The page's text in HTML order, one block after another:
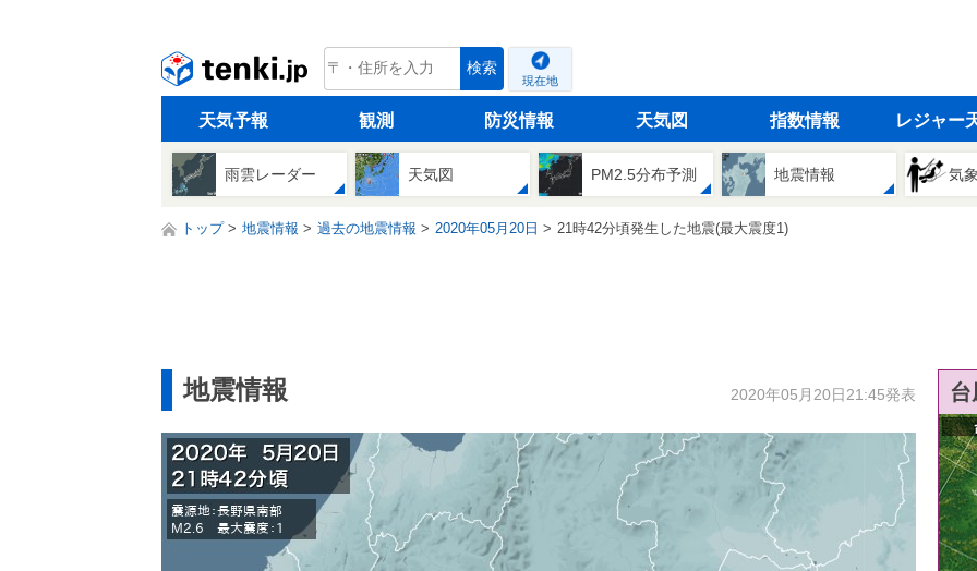
tenki.jp 検索
現在地
天気予報 観測 防災情報 天気図 指数情報 レジャー
雨雲レーダー 天気図 PM2.5分布予測 地震情報 気
トップ 地震情報 過去の地震情報 2020年05月20日 21時42分頃発生した地震(最大震度1)
地震情報 2020年05月20日21:45発表